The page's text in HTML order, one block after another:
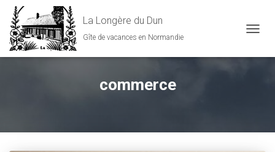
La Longère du Dun
Gîte de vacances en Normandie
commerce